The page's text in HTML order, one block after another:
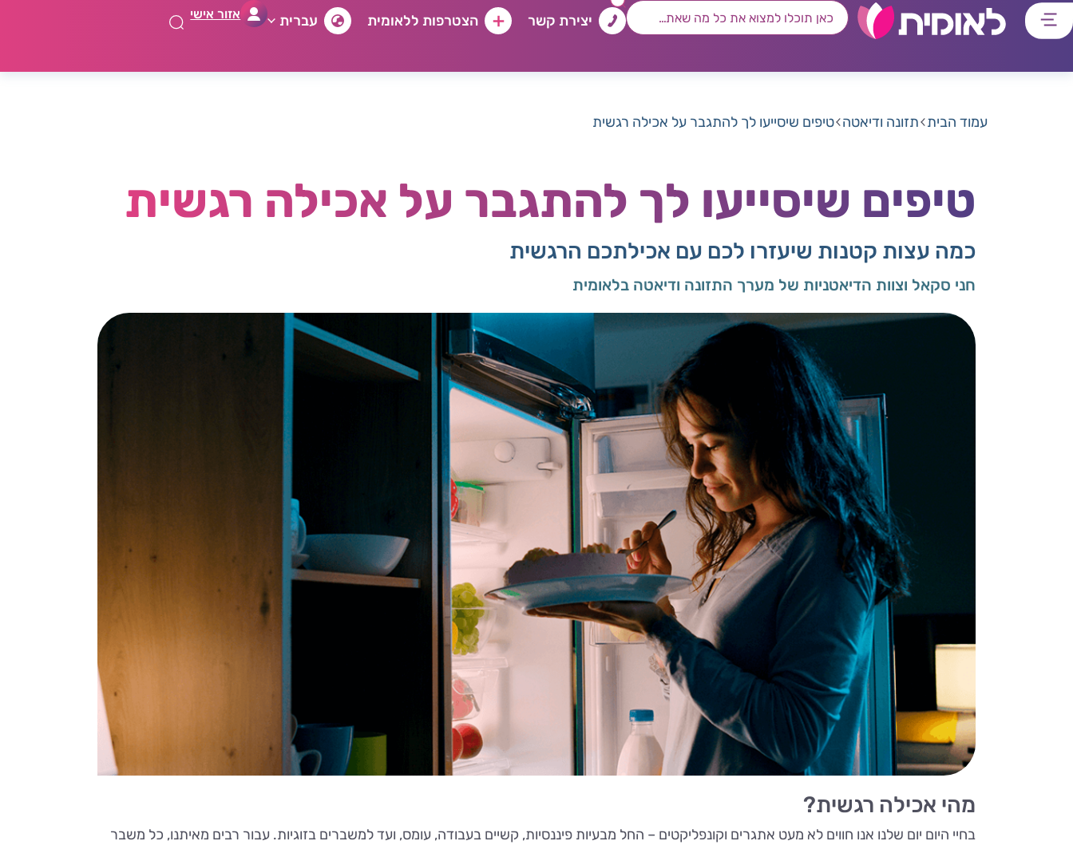
דלג
דלג
דלג
דלג
יצירת קשר הצטרפות ללאומית עברית אזור אישי
עמוד הבית תזונה ודיאטה טיפים שיסייעו לך להתגבר על אכילה רגשית
טיפים שיסייעו לך להתגבר על אכילה רגשית
כמה עצות קטנות שיעזרו לכם עם אכילתכם הרגשית
חני סקאל וצוות הדיאטניות של מערך התזונה ודיאטה בלאומית
מהי אכילה רגשית?
בחיי היום יום שלנו אנו חווים לא מעט אתגרים וקונפליקטים – החל מבעיות פיננסיות, קשיים בעבודה, עומס, ועד למשברים בזוגיות. עבור רבים מאיתנו, כל משבר